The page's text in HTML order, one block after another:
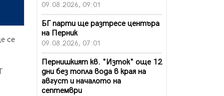
се
09.08.2026, 09:01
БГ парти ще разтресе центъра
на Перник
09.08.2026, 07:01
Пернишкият кв. "Изток" още 12
дни без топла вода в края на
август и началото на
септември